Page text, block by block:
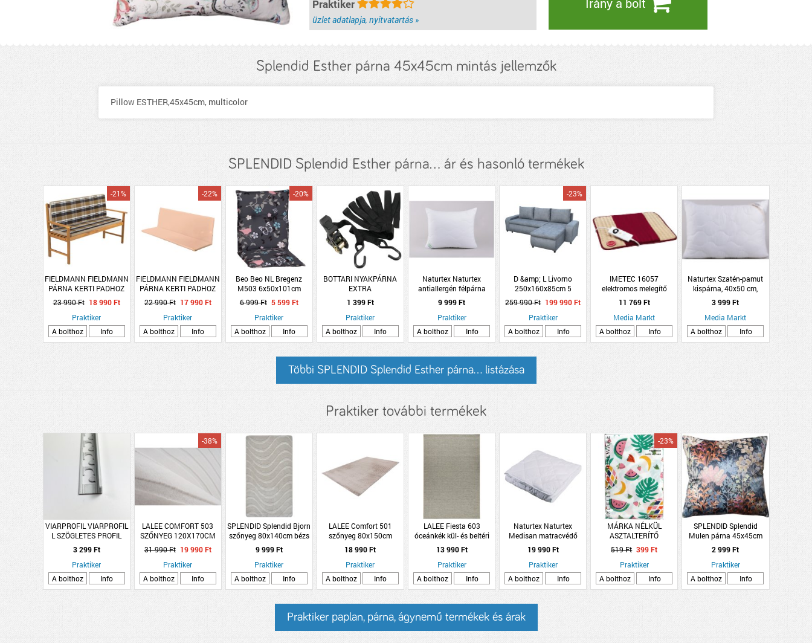
Praktiker
üzlet adatlapja, nyitvatartás »
Splendid Esther párna 45x45cm mintás jellemzők
Pillow ESTHER,45x45cm, multicolor
SPLENDID Splendid Esther párna... ár és hasonló termékek
FIELDMANN FIELDMANN
PÁRNA KERTI PADHOZ
FDZN 9109 BARNA
KOCKÁS
138X45X44X5CM
-21%
23 990 Ft 18 990 Ft
Praktiker
A bolthoz
Info
FIELDMANN FIELDMANN
PÁRNA KERTI PADHOZ
FDZN 9009 KRÉM SZÍNŰ
110X37X44X5CM
-22%
22 990 Ft 17 990 Ft
Praktiker
A bolthoz
Info
Beo Beo NL Bregenz
M503 6x50x101cm
pillangómintás
alacsonytámlás párna
-20%
6 999 Ft 5 599 Ft
Praktiker
A bolthoz
Info
BOTTARI NYAKPÁRNA
EXTRA
1 399 Ft
Praktiker
A bolthoz
Info
Naturtex Naturtex
antiallergén félpárna
50x70 cm poliészter
9 999 Ft
Praktiker
A bolthoz
Info
D &amp; L Livorno
250x160x85cm 5
személyes ágyazható
szürke sarokülőgarnitúra
-23%
259 990 Ft 199 990 Ft
Praktiker
A bolthoz
Info
IMETEC 16057
elektromos melegítő
párna
11 769 Ft
Media Markt
A bolthoz
Info
Naturtex Szatén-pamut
kispárna, 40x50 cm,
1200g
3 999 Ft
Media Markt
A bolthoz
Info
Többi SPLENDID Splendid Esther párna... listázása
Praktiker további termékek
VIARPROFIL VIARPROFIL
L SZÖGLETES PROFIL
ELOXÁLT ALUMÍNIUM
10MMX2,5M EZÜST
3 299 Ft
Praktiker
A bolthoz
Info
LALEE COMFORT 503
SZŐNYEG 120X170CM
TÖRTFEHÉR
-38%
31 990 Ft 19 990 Ft
Praktiker
A bolthoz
Info
SPLENDID Splendid Bjorn
szőnyeg 80x140cm bézs
9 999 Ft
Praktiker
A bolthoz
Info
LALEE Comfort 501
szőnyeg 80x150cm
világosbarna poliészter
18 990 Ft
Praktiker
A bolthoz
Info
LALEE Fiesta 603
óceánkék kül- és beltéri
szőnyeg 80x150cm
13 990 Ft
Praktiker
A bolthoz
Info
Naturtex Naturtex
Medisan matracvédő
160x200 cm pamut-
poliészter
19 990 Ft
Praktiker
A bolthoz
Info
MÁRKA NÉLKÜL
ASZTALTERÍTŐ
130X180CM, FEHÉR
ALAPON, KÉTFÉLE
GYÜMÖLCSÖS MINTÁVAL
-23%
519 Ft 399 Ft
Praktiker
A bolthoz
Info
SPLENDID Splendid
Mulen párna 45x45cm
mintás
2 999 Ft
Praktiker
A bolthoz
Info
Praktiker paplan, párna, ágynemű termékek és árak